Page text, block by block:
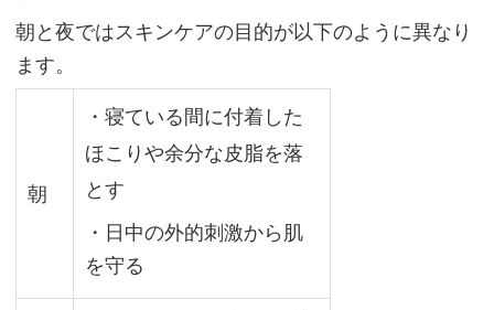
段
化
朝と夜ではスキンケアの目的が以下のように異なり
ます。
朝
・寝ている間に付着した
ほこりや余分な皮脂を落
とす
・日中の外的刺激から肌
を守る